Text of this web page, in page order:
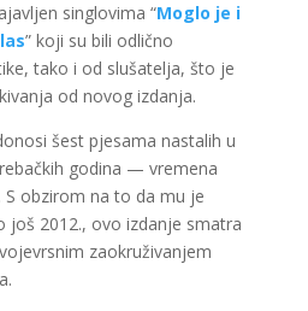
singlovima “Moglo je i
” koji su bili odlično
tako i od slušatelja, što je
od novog izdanja.
šest pjesama nastalih u
godina — vremena
S obzirom na to da mu je
još 2012., ovo izdanje smatra
zaokruživanjem